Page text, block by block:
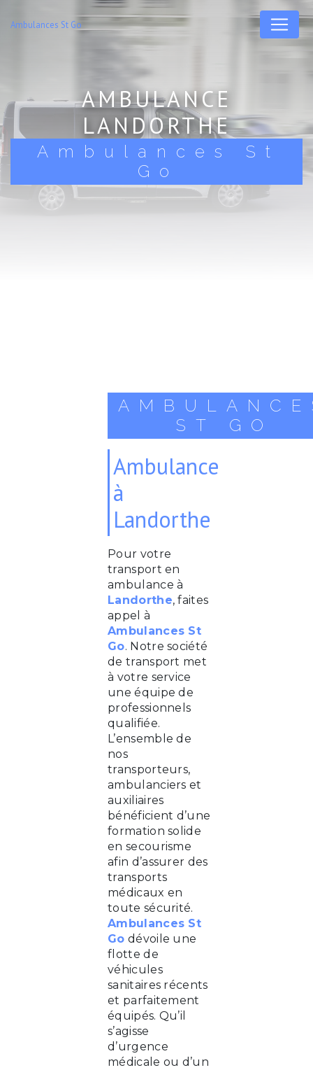
Ambulances St Go
AMBULANCE
LANDORTHE
Ambulances St
Go
ST GO
Ambulance
à
Landorthe
Pour votre
transport en
ambulance à
Landorthe, faites
appel à
Ambulances St
Go. Notre société
de transport met
à votre service
une équipe de
professionnels
qualifiée.
L’ensemble de
nos
transporteurs,
ambulanciers et
auxiliaires
bénéficient d’une
formation solide
en secourisme
afin d’assurer des
transports
médicaux en
toute sécurité.
Ambulances St
Go dévoile une
flotte de
véhicules
sanitaires récents
et parfaitement
équipés. Qu’il
s’agisse
d’urgence
médicale ou d’un
Panneau de gestion des cookies